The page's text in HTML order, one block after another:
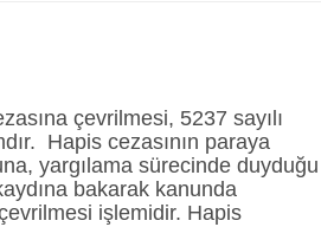
çevrilmesi, 5237 sayılı
Hapis cezasının paraya
yargılama sürecinde duyduğu
bakarak kanunda
işlemidir. Hapis